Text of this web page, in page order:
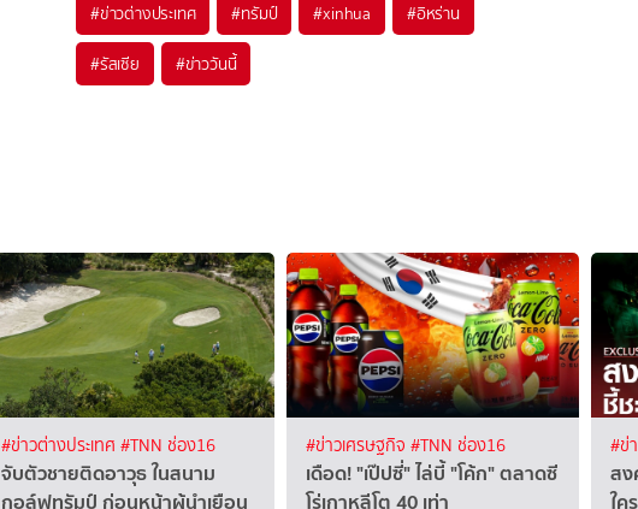
#ข่าวต่างประเทศ #ทรัมป์ #xinhua #อิหร่าน
#รัสเซีย #ข่าววันนี้
#ข่าวต่างประเทศ #TNN ช่อง16
จับตัวชายติดอาวุธ ในสนาม
กอล์ฟทรัมป์ ก่อนหน้าผู้นำเยือน
#ข่าวเศรษฐกิจ #TNN ช่อง16
เดือด! "เป๊ปซี่" ไล่บี้ "โค้ก" ตลาดซี
โร่เกาหลีโต 40 เท่า
#ข่
สง
ใค